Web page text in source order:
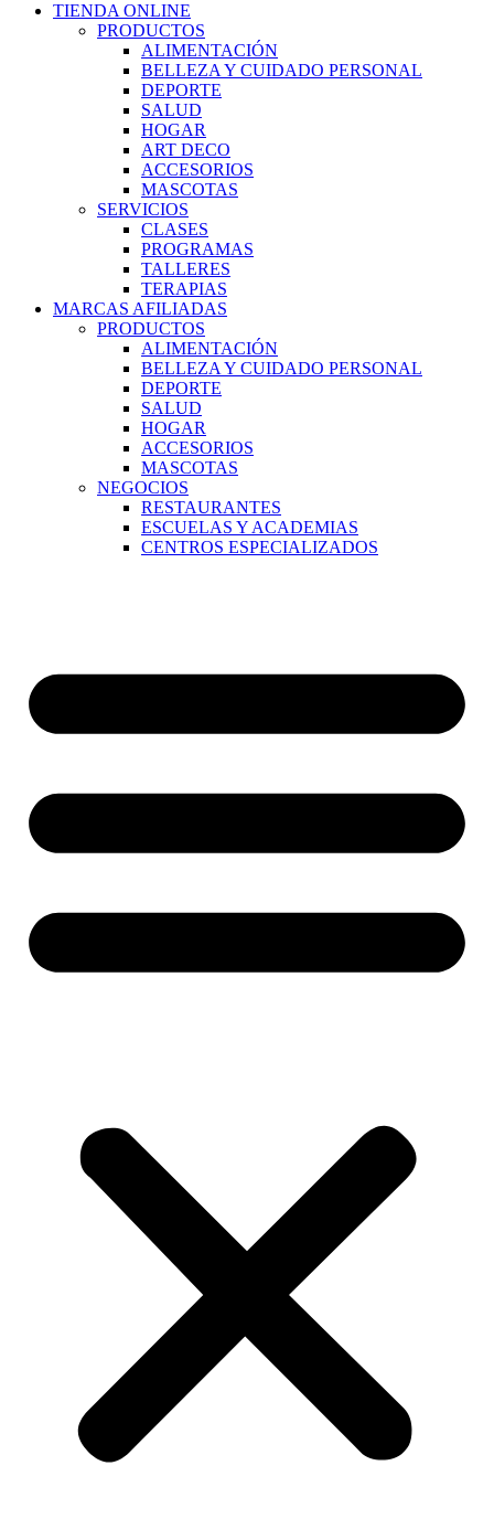
TIENDA ONLINE
PRODUCTOS
ALIMENTACIÓN
BELLEZA Y CUIDADO PERSONAL
DEPORTE
SALUD
HOGAR
ART DECO
ACCESORIOS
MASCOTAS
SERVICIOS
CLASES
PROGRAMAS
TALLERES
TERAPIAS
MARCAS AFILIADAS
PRODUCTOS
ALIMENTACIÓN
BELLEZA Y CUIDADO PERSONAL
DEPORTE
SALUD
HOGAR
ACCESORIOS
MASCOTAS
NEGOCIOS
RESTAURANTES
ESCUELAS Y ACADEMIAS
CENTROS ESPECIALIZADOS